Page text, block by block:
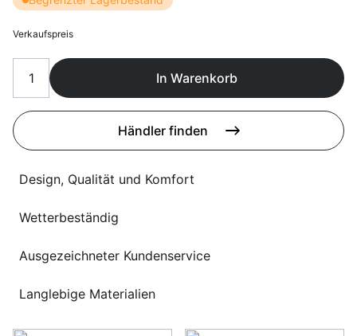
Sprachwahl
Verkaufspreis
In Warenkorb
Händler finden
Design, Qualität und Komfort
Wetterbeständig
Ausgezeichneter Kundenservice
Langlebige Materialien